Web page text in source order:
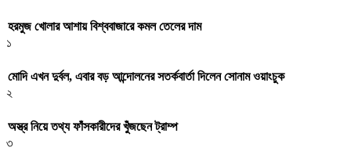
হরমুজ খোলার আশায় বিশ্ববাজারে কমল তেলের দাম
১
মোদি এখন দুর্বল, এবার বড় আন্দোলনের সতর্কবার্তা দিলেন সোনাম ওয়াংচুক
২
অস্ত্র নিয়ে তথ্য ফাঁসকারীদের খুঁজছেন ট্রাম্প
৩